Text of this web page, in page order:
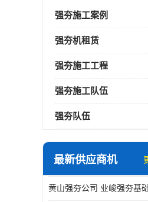
强夯施工案例
强夯机租赁
强夯施工工程
强夯施工队伍
强夯队伍
最新供应商机